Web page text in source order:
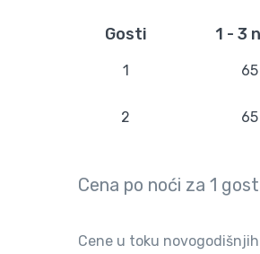
Gosti 1 - 3
1 65
2 65
Cena po noći za 1
Cene u toku